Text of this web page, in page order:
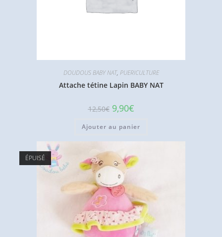
DOUDOUS BABY NAT, PUERICULTURE
Attache tétine Lapin BABY NAT
12,50€ Le
prix
était :
9,90€Le
prix
est :
Ajouter au panier
ÉPUISÉ